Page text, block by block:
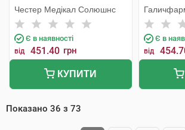
Честер Медікал Солюшнс
Є в наявності
від 451.40 грн
КУПИТИ
Є в
від
Показано 36 з 73